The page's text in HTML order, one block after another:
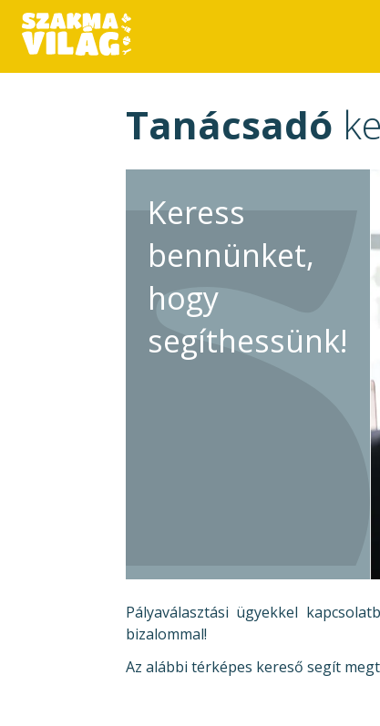
Tanácsadó
Keress
bennünket,
hogy
segíthessünk!
Pályaválasztási ügyekkel
bizalommal!
Az alábbi térképes kereső segít